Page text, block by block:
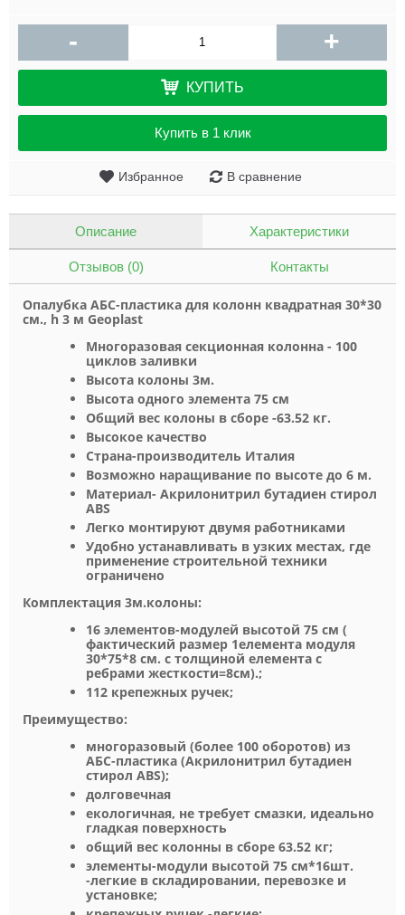
- +
КУПИТЬ
Купить в 1 клик
Избранное В сравнение
Описание Характеристики
Отзывов (0) Контакты
Опалубка АБС-пластика для колонн квадратная 30*30
см., h 3 м Geoplast
Многоразовая секционная колонна - 100
циклов заливки
Высота колоны 3м.
Высота одного элемента 75 см
Общий вес колоны в сборе -63.52 кг.
Высокое качество
Страна-производитель Италия
Возможно наращивание по высоте до 6 м.
Материал- Акрилонитрил бутадиен стирол
ABS
Легко монтируют двумя работниками
Удобно устанавливать в узких местах, где
применение строительной техники
ограничено
Комплектация 3м.колоны:
16 элементов-модулей высотой 75 см (
фактический размер 1елемента модуля
30*75*8 см. с толщиной елемента с
ребрами жесткости=8см).;
112 крепежных ручек;
Преимущество:
многоразовый (более 100 оборотов) из
АБС-пластика (Акрилонитрил бутадиен
стирол ABS);
долговечная
екологичная, не требует смазки, идеально
гладкая поверхность
общий вес колонны в сборе 63.52 кг;
элементы-модули высотой 75 см*16шт.
-легкие в складировании, перевозке и
установке;